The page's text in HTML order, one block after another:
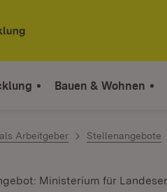
Bauen & Wohnen
Arbeitgeber Stellenangebote
Ministerium für